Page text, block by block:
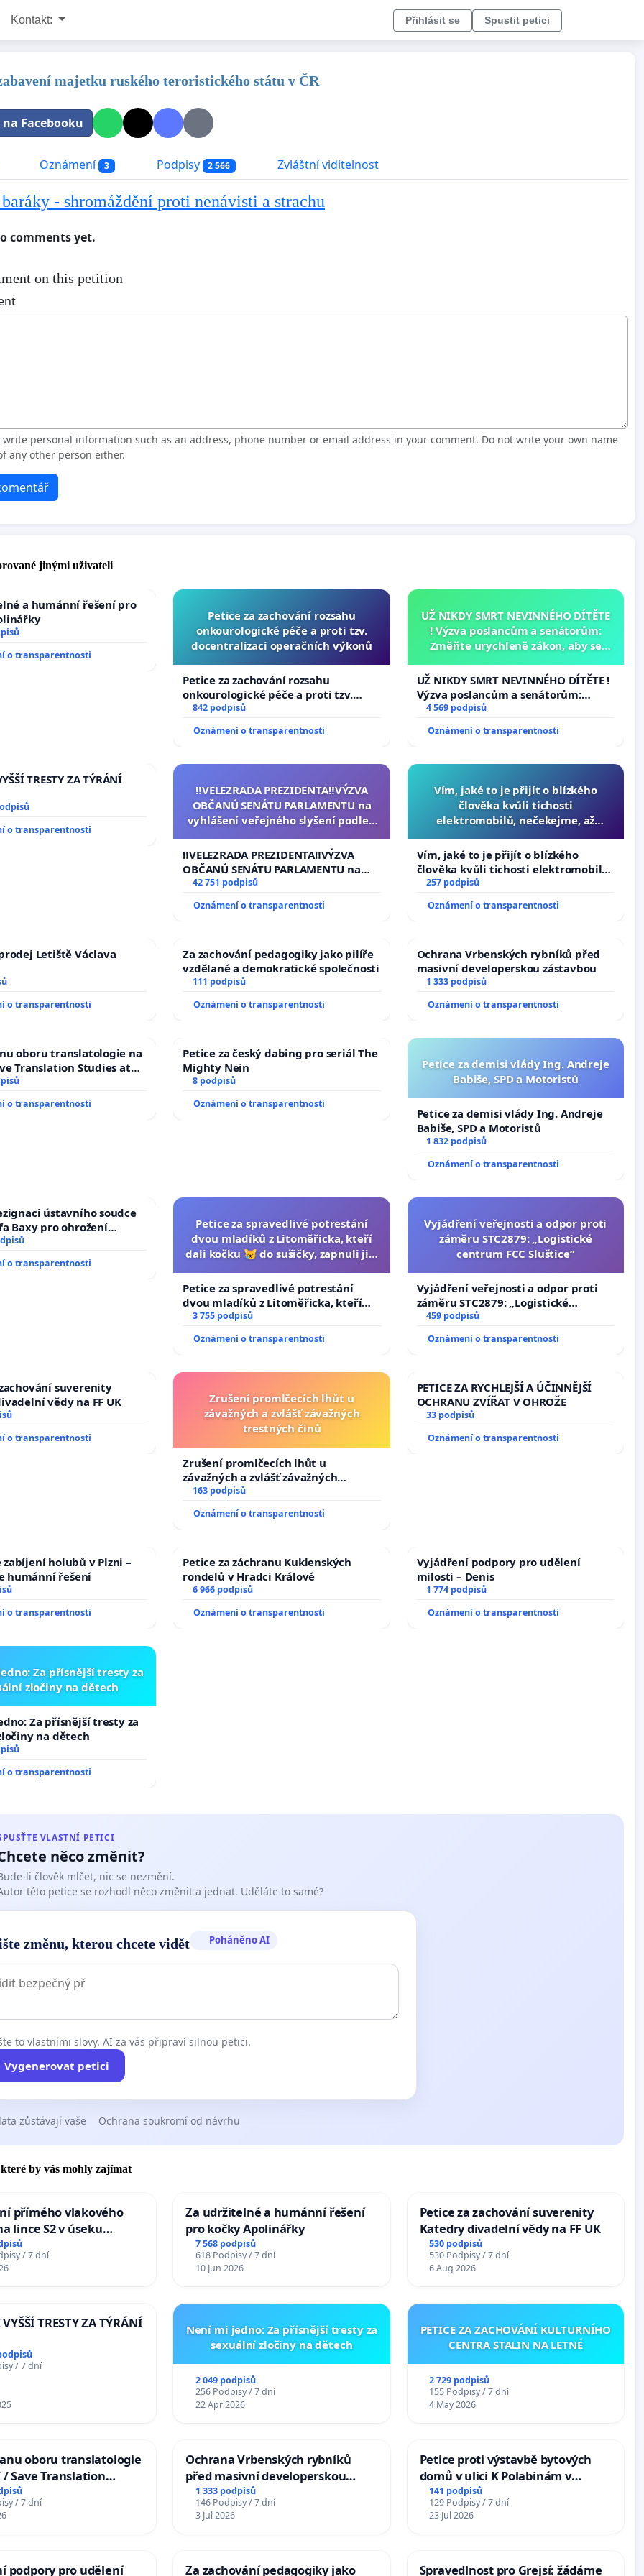
Kontakt: Přihlásit se Spustit petici
majetku ruského teroristického státu v ČR
Facebooku
Oznámení 3 Podpisy 2 566 Zvláštní viditelnost
- shromáždění proti nenávisti a strachu
comments yet.
on this petition
write personal information such as an address, phone number or email address in your comment. Do not write your own name
any other person either.
jinými uživateli
a humánní řešení pro
o transparentnosti
Petice za zachování rozsahu
onkourologické péče a proti tzv.
docentralizaci operačních výkonů
Petice za zachování rozsahu
onkourologické péče a proti tzv.
docentralizaci operačních výkonů
842 podpisů
Oznámení o transparentnosti
UŽ NIKDY SMRT NEVINNÉHO DÍTĚTE
! Výzva poslancům a senátorům:
Změňte urychleně zákon, aby se
opakovat!
UŽ NIKDY SMRT NEVINNÉHO DÍTĚTE !
Výzva poslancům a senátorům:
Změňte urychleně zákon, aby se
opakovat!
4 569 podpisů
Oznámení o transparentnosti
TRESTY ZA TÝRÁNÍ
o transparentnosti
‼️VELEZRADA PREZIDENTA‼️VÝZVA
OBČANŮ SENÁTU PARLAMENTU na
vyhlášení veřejného slyšení podle §
návrhu na přijetí usnesení k podání
ústavní žaloby na prezidenta
republiky
‼️VELEZRADA PREZIDENTA‼️VÝZVA
OBČANŮ SENÁTU PARLAMENTU na
vyhlášení veřejného slyšení podle §
na přijetí usnesení k podání ústavní
42 751 podpisů
Oznámení o transparentnosti
Vím, jaké to je přijít o blízkého
člověka kvůli tichosti
elektromobilů, nečekejme, až
auta!
Vím, jaké to je přijít o blízkého
člověka kvůli tichosti elektromobilů,
nečekejme, až přibydou další,
257 podpisů
Oznámení o transparentnosti
Letiště Václava
o transparentnosti
Za zachování pedagogiky jako pilíře
vzdělané a demokratické společnosti
111 podpisů
Oznámení o transparentnosti
Ochrana Vrbenských rybníků před
masivní developerskou zástavbou
1 333 podpisů
Oznámení o transparentnosti
oboru translatologie na
Translation Studies at
of Arts, Charles
o transparentnosti
Petice za český dabing pro seriál The
Mighty Nein
8 podpisů
Oznámení o transparentnosti
Petice za demisi vlády Ing. Andreje
Babiše, SPD a Motoristů
Petice za demisi vlády Ing. Andreje
Babiše, SPD a Motoristů
1 832 podpisů
Oznámení o transparentnosti
ústavního soudce
Baxy pro ohrožení
spravedlivý proces
o transparentnosti
Petice za spravedlivé potrestání
dvou mladíků z Litoměřicka, kteří
dali kočku 😿 do sušičky, zapnuli ji a
Petice za spravedlivé potrestání
dvou mladíků z Litoměřicka, kteří
dali kočku 😿 do sušičky, zapnuli ji a
3 755 podpisů
Oznámení o transparentnosti
Vyjádření veřejnosti a odpor proti
záměru STC2879: „Logistické
centrum FCC Sluštice“
Vyjádření veřejnosti a odpor proti
záměru STC2879: „Logistické
centrum FCC Sluštice“
459 podpisů
Oznámení o transparentnosti
suverenity
vědy na FF UK
o transparentnosti
Zrušení promlčecích lhůt u
závažných a zvlášť závažných
trestných činů
Zrušení promlčecích lhůt u
závažných a zvlášť závažných
trestných činů
163 podpisů
Oznámení o transparentnosti
PETICE ZA RYCHLEJŠÍ A ÚČINNĚJŠÍ
OCHRANU ZVÍŘAT V OHROŽE
33 podpisů
Oznámení o transparentnosti
zabíjení holubů v Plzni –
humánní řešení
o transparentnosti
Petice za záchranu Kuklenských
rondelů v Hradci Králové
6 966 podpisů
Oznámení o transparentnosti
Vyjádření podpory pro udělení
milosti – Denis
1 774 podpisů
Oznámení o transparentnosti
Za přísnější tresty za
zločiny na dětech
Za přísnější tresty za
na dětech
o transparentnosti
VLASTNÍ PETICI
něco změnit?
li člověk mlčet, nic se nezmění.
této petice se rozhodl něco změnit a jednat. Uděláte to samé?
změnu, kterou chcete vidět Poháněno AI
to vlastními slovy. AI za vás připraví silnou petici.
Vygenerovat petici
zůstávají vaše Ochrana soukromí od návrhu
by vás mohly zajímat
přímého vlakového
lince S2 v úseku
Bohumín – Karviná –
/ 7 dní
Za udržitelné a humánní řešení
pro kočky Apolinářky
7 568 podpisů
618 Podpisy / 7 dní
10 Jun 2026
Petice za zachování suverenity
Katedry divadelní vědy na FF UK
530 podpisů
530 Podpisy / 7 dní
6 Aug 2026
TRESTY ZA TÝRÁNÍ
/ 7 dní
Není mi jedno: Za přísnější tresty za
sexuální zločiny na dětech
2 049 podpisů
256 Podpisy / 7 dní
22 Apr 2026
PETICE ZA ZACHOVÁNÍ KULTURNÍHO
CENTRA STALIN NA LETNÉ
2 729 podpisů
155 Podpisy / 7 dní
4 May 2026
oboru translatologie
/ Save Translation
the Faculty of Arts,
/ 7 dní
Ochrana Vrbenských rybníků
před masivní developerskou
zástavbou
1 333 podpisů
146 Podpisy / 7 dní
3 Jul 2026
Petice proti výstavbě bytových
domů v ulici K Polabinám v
Pardubicích
141 podpisů
129 Podpisy / 7 dní
23 Jul 2026
podpory pro udělení Za zachování pedagogiky jako Spravedlnost pro Grejsí: žádáme